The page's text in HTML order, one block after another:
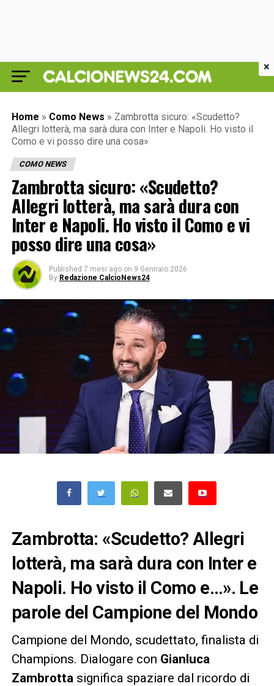
Home » Como News » Zambrotta sicuro: «Scudetto?
Allegri lotterà, ma sarà dura con Inter e Napoli. Ho visto il
Como e vi posso dire una cosa»
COMO NEWS
Zambrotta sicuro: «Scudetto?
Allegri lotterà, ma sarà dura con
Inter e Napoli. Ho visto il Como e vi
posso dire una cosa»
Published 7 mesi ago on 9 Gennaio 2026
By Redazione CalcioNews24
Zambrotta: «Scudetto? Allegri
lotterà, ma sarà dura con Inter e
Napoli. Ho visto il Como e…». Le
parole del Campione del Mondo
Campione del Mondo, scudettato, finalista di
Champions. Dialogare con Gianluca
Zambrotta significa spaziare dal ricordo di
×